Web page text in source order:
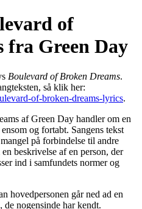
of
fra Green Day
Boulevard of Broken Dreams.
så klik her:
of-broken-dreams-lyrics.
af Green Day handler om en
og fortabt. Sangens tekst
på forbindelse til andre
beskrivelse af en person, der
ind i samfundets normer og
hovedpersonen går ned ad en
de nogensinde har kendt.